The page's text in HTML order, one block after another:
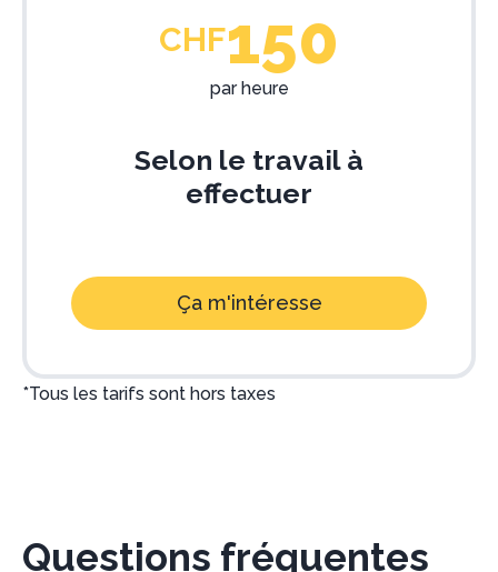
CHF150
par heure
Selon le travail à
effectuer
Ça m'intéresse
*Tous les tarifs sont hors taxes
Questions fréquentes